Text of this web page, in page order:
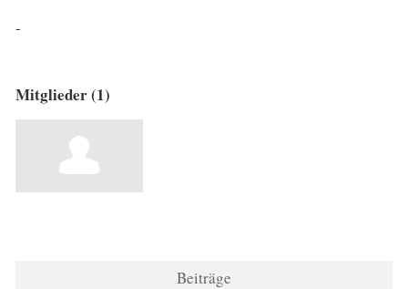
-
Mitglieder (1)
Beiträge